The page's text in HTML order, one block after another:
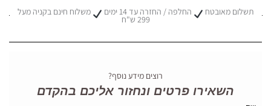
תשלום מאובטח החלפה / החזרה עד 14 ימים משלוח חינם בקניה מעל
299 ש"ח
רוצים מידע נוסף?
השאירו פרטים ונחזור אליכם בהקדם